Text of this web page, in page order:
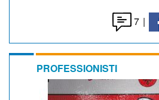
7 |
PROFESSIONISTI